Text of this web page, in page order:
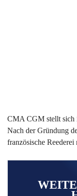
CMA CGM stellt sich
Nach der Gründung
französische